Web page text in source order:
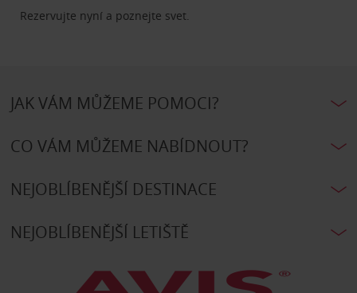
Rezervujte nyní a poznejte svet.
JAK VÁM MŮŽEME POMOCI?
CO VÁM MŮŽEME NABÍDNOUT?
NEJOBLÍBENĚJŠÍ DESTINACE
NEJOBLÍBENĚJŠÍ LETIŠTĚ